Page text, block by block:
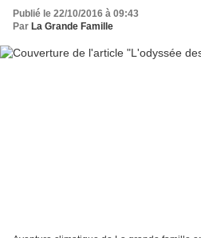
Publié le 22/10/2016 à 09:43
Par La Grande Famille